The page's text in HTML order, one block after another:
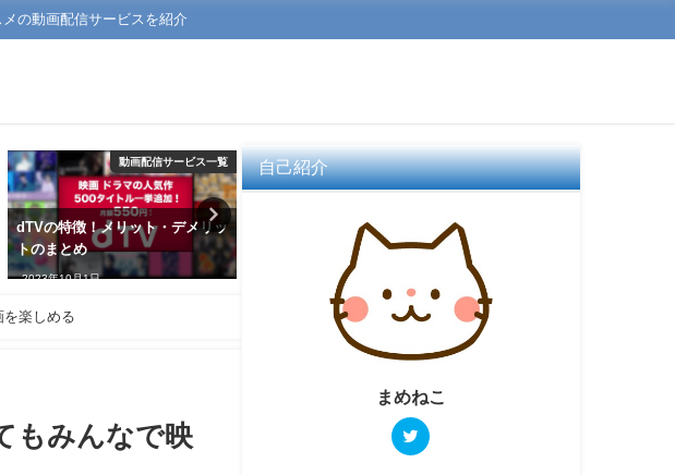
の動画配信サービスを紹介
動画配信サービス一覧
dTVの特徴！メリット・デメリッ
トのまとめ
2023年10月1日
U-NEXTのライブ配信をテレビで
2023年10月1日
を楽しめる
もみんなで映
自己紹介
まめねこ